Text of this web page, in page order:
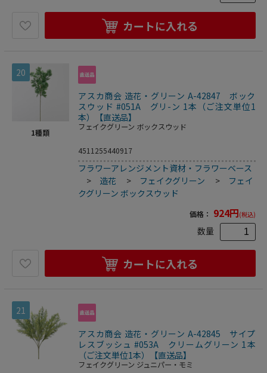
カートに入れる
20
1種類
アスカ商会 造花・グリーン A-42847 ボック
スウッド #051A グリ-ン 1本（ご注文単位1
本）【直送品】
フェイクグリーン ボックスウッド
4511255440917
フラワーアレンジメント資材・フラワーベース
> 造花 > フェイクグリーン > フェイ
クグリーン ボックスウッド
価格： 924円(税込)
数量
カートに入れる
21
アスカ商会 造花・グリーン A-42845 サイプ
レスブッシュ #053A クリームグリーン 1本
（ご注文単位1本）【直送品】
フェイクグリーン ジュニパー・モミ